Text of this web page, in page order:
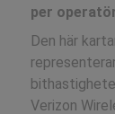
per
Den här
Verizon